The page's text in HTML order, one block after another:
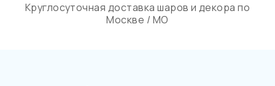
Круглосуточная доставка шаров и декора по
Москве / МО